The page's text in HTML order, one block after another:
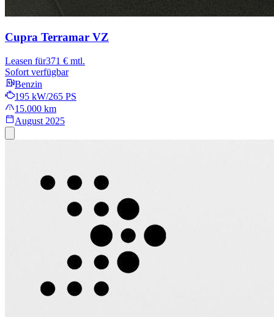
Cupra Terramar VZ
Leasen für371 € mtl.
Sofort verfügbar
Benzin
195 kW/265 PS
15.000 km
August 2025